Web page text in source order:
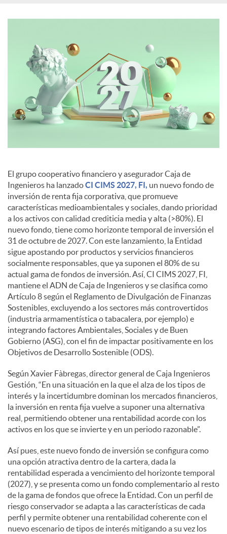
n
d
o
s
El grupo cooperativo financiero y asegurador Caja de
Ingenieros ha lanzadoCI CIMS 2027, FI, un nuevo fondo de
inversión de renta fija corporativa, que promueve
características medioambientales y sociales, dando prioridad
a los activos con calidad crediticia media y alta (>80%). El
nuevo fondo, tiene como horizonte temporal de inversión el
31 de octubre de 2027. Con este lanzamiento, la Entidad
sigue apostando por productos y servicios financieros
socialmente responsables, que ya suponen el 80% de su
actual gama de fondos de inversión. Así, CI CIMS 2027, FI,
mantiene el ADN de Caja de Ingenieros y se clasifica como
Artículo 8 según el Reglamento de Divulgación de Finanzas
Sostenibles, excluyendo a los sectores más controvertidos
(industria armamentística o tabacalera, por ejemplo) e
integrando factores Ambientales, Sociales y de Buen
Gobierno (ASG), con el fin de impactar positivamente en los
Objetivos de Desarrollo Sostenible (ODS).
Según Xavier Fàbregas, director general de Caja Ingenieros
Gestión, “En una situación en la que el alza de los tipos de
interés y la incertidumbre dominan los mercados financieros,
la inversión en renta fija vuelve a suponer una alternativa
real, permitiendo obtener una rentabilidad acorde con los
activos en los que se invierte y en un periodo razonable”.
Así pues, este nuevo fondo de inversión se configura como
una opción atractiva dentro de la cartera, dada la
rentabilidad esperada a vencimiento del horizonte temporal
(2027), y se presenta como un fondo complementario al resto
de la gama de fondos que ofrece la Entidad. Con un perfil de
riesgo conservador se adapta a las características de cada
perfil y permite obtener una rentabilidad coherente con el
nuevo escenario de tipos de interés mitigando a su vez los